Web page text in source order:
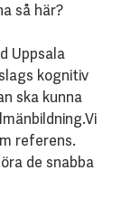
så här?
Uppsala
kognitiv
ska kunna
Vi
referens.
de snabba